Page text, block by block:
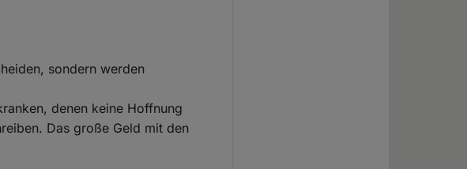
sondern werden
denen keine Hoffnung
Das große Geld mit den